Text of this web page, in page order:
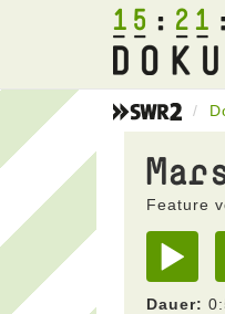
15 21
Feature
Dauer: